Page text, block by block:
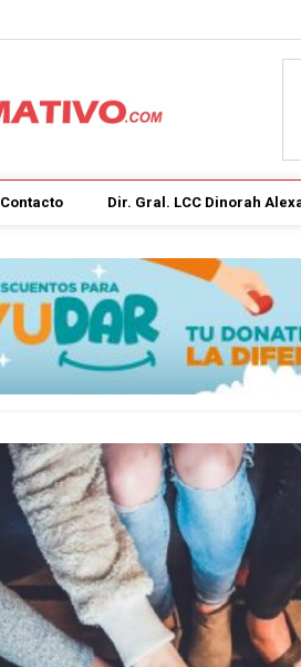
Contacto Dir. Gral. LCC Dinorah